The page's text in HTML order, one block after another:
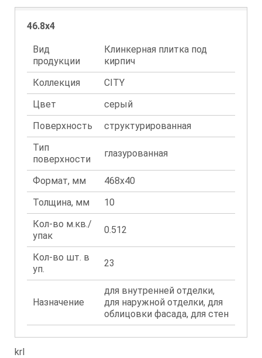
46.8x4
Вид
продукции
Клинкерная плитка под
кирпич
Коллекция
CITY
Цвет
серый
Поверхность
структурированная
Тип
поверхности
глазурованная
Формат, мм
468x40
Толщина, мм
10
Кол-во м.кв./
упак
0.512
Кол-во шт. в
уп.
23
Назначение
для внутренней отделки,
для наружной отделки, для
облицовки фасада, для стен
krl